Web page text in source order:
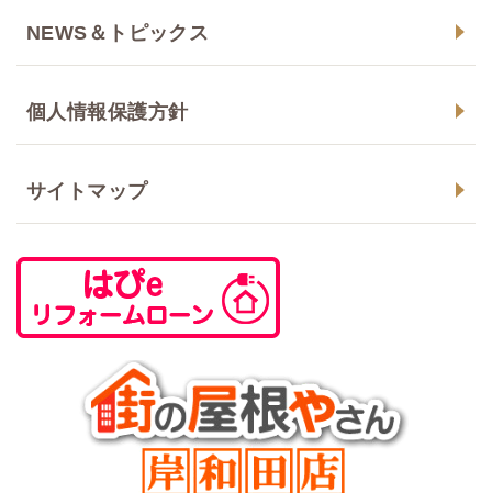
NEWS＆トピックス
個人情報保護方針
サイトマップ